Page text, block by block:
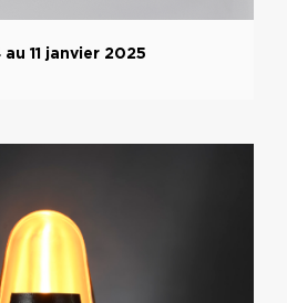
11 janvier 2025